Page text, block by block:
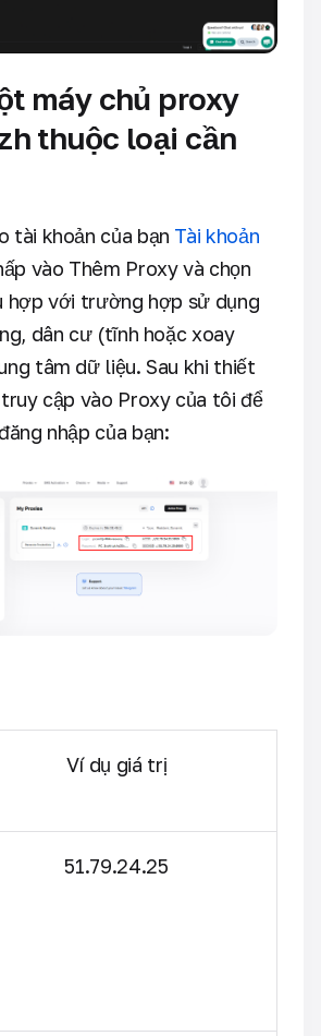
máy chủ proxy
thuộc loại cần
tài khoản của bạn Tài khoản
vào Thêm Proxy và chọn
hợp với trường hợp sử dụng
dân cư (tĩnh hoặc xoay
tâm dữ liệu. Sau khi thiết
cập vào Proxy của tôi để
nhập của bạn:
Ví dụ giá trị
51.79.24.25